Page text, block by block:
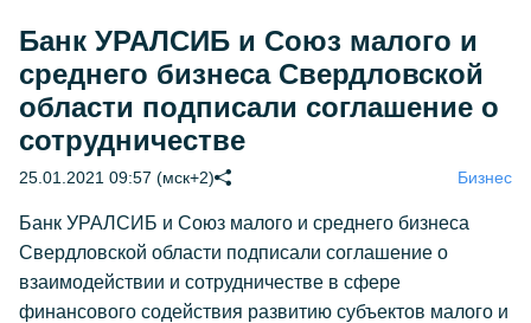
Банк УРАЛСИБ и Союз малого и
среднего бизнеса Свердловской
области подписали соглашение о
сотрудничестве
25.01.2021 09:57 (мск+2) Бизнес
Банк УРАЛСИБ и Союз малого и среднего бизнеса
Свердловской области подписали соглашение о
взаимодействии и сотрудничестве в сфере
финансового содействия развитию субъектов малого и